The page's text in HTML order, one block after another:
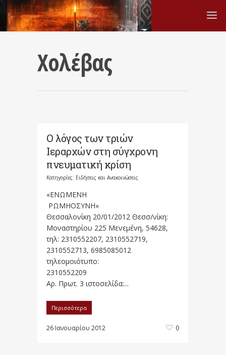
Χολέβας
Ο λόγος των τριών
Ιεραρχών στη σύγχρονη
πνευµατική κρίση
Κατηγορίες: Ειδήσεις και Ανακοινώσεις
«ΕΝΩΜΕΝΗ
ΡΩΜΗΟΣΥΝΗ»
Θεσσαλονίκη 20/01/2012 Θεσσ/νίκη:
Μοναστηρίου 225 Μενεµένη, 54628,
τηλ: 2310552207, 2310552719,
2310552713, 6985085012
τηλεοµοιότυπο:
2310552209
Αρ. Πρωτ. 3 ιστοσελίδα:...
Περισσότερα
26 Ιανουαρίου 2012 0